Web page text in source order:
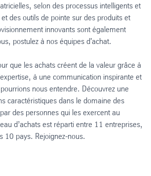
selon des processus intelligents et
des outils de pointe sur des produits et
innovants sont également
postulez à nos équipes d'achat.
que les achats créent de la valeur grâce à
à une communication inspirante et
nous entendre. Découvrez une
caractéristiques dans le domaine des
des personnes qui les exercent au
d’achats est réparti entre 11 entreprises,
10 pays. Rejoignez-nous.